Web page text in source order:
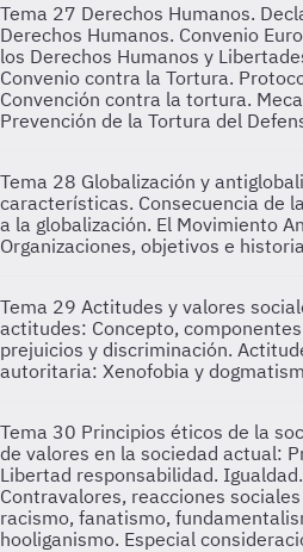
Tema 27 Derechos Humanos.
Derechos Humanos. Convenio
los Derechos Humanos y
Convenio contra la Tortura.
Convención contra la tortura.
Prevención de la Tortura del
Tema 28 Globalización y
características. Consecuencia de
a la globalización. El Movimiento
Organizaciones, objetivos e
Tema 29 Actitudes y valores
actitudes: Concepto,
prejuicios y discriminación.
autoritaria: Xenofobia y
Tema 30 Principios éticos de la
de valores en la sociedad actual:
Libertad responsabilidad.
Contravalores, reacciones
racismo, fanatismo,
hooliganismo. Especial